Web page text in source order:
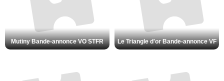
Mutiny Bande-annonce VO STFR Le Triangle d'or Bande-annonce VF